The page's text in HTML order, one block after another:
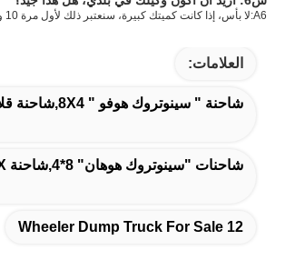
A6: لا بأس، إذا كانت كميتك كبيرة، سنعتبر ذلك لأول مرة 10 وحدات
العلامات:
شاحنة " سينوتروك هوفو " 8X4,شاحنة قلابة هووا 6 × 4,شاحنة طرد ذات 12 عجلة للبيع
شاحنات "سينوتروك هوهان" 8*4,شاحنة Howo NX,شاحنة هوهان ذات 12 عجلة
12 Wheeler Dump Truck For Sale